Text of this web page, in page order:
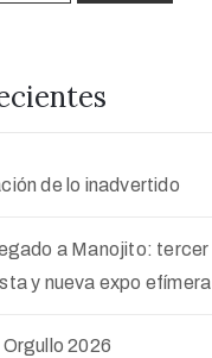
de lo inadvertido
a Manojito: tercer
y nueva expo efímera
2026